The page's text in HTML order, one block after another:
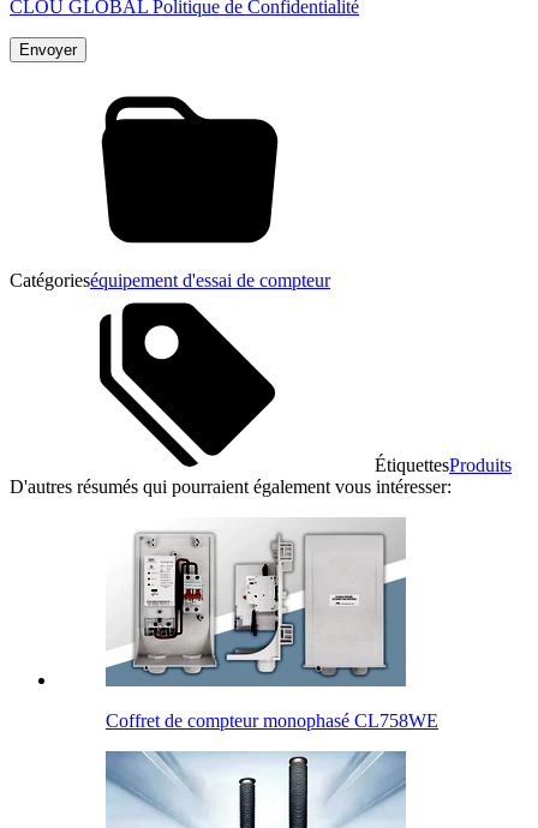
CLOU GLOBAL Politique de Confidentialité
Catégorieséquipement d'essai de compteur
ÉtiquettesProduits
D'autres résumés qui pourraient également vous intéresser:
Coffret de compteur monophasé CL758WE